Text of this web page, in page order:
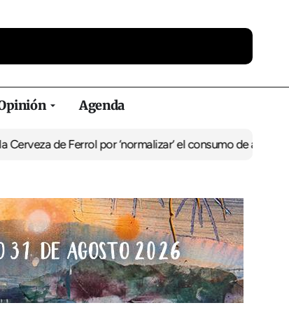
Agenda
de Ferrol por ‘normalizar’ el consumo de alcoholDe